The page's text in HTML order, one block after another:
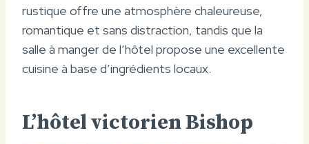
rustique offre une atmosphère chaleureuse,
romantique et sans distraction, tandis que la
salle à manger de l’hôtel propose une excellente
cuisine à base d’ingrédients locaux.
L’hôtel victorien Bishop